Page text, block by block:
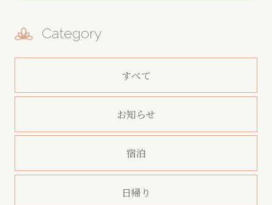
Category
すべて
お知らせ
宿泊
日帰り